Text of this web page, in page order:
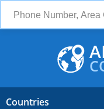
Countries